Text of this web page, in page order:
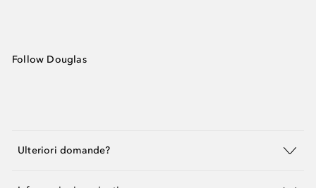
Follow Douglas
Ulteriori domande?